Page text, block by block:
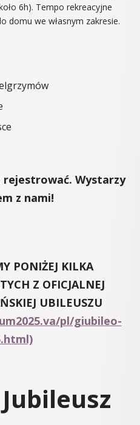
6h). Tempo rekreacyjne
domu we własnym zakresie.
rejestrować. Wystarzy
z nami!
PONIŻEJ KILKA
Z OFICJALNEJ
UBILEUSZU
pl/giubileo-